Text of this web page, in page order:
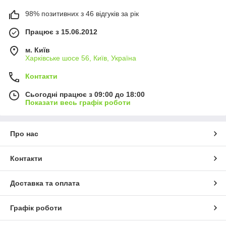
98% позитивних з 46 відгуків за рік
Працює з 15.06.2012
м. Київ
Харківське шосе 56, Київ, Україна
Контакти
Сьогодні працює з 09:00 до 18:00
Показати весь графік роботи
Про нас
Контакти
Доставка та оплата
Графік роботи